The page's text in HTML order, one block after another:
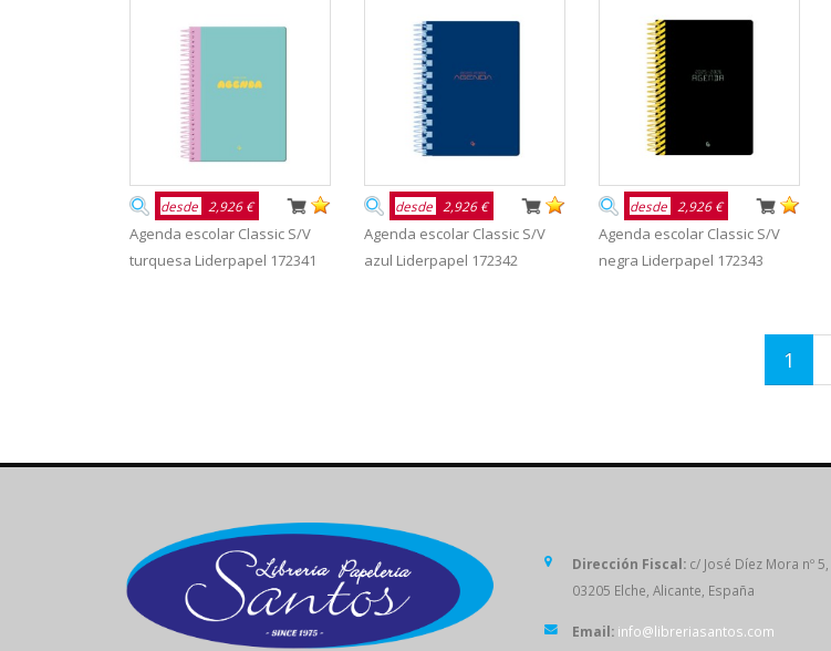
desde 2,926 €
Agenda escolar Classic S/V
turquesa Liderpapel 172341
desde 2,926 €
Agenda escolar Classic S/V
azul Liderpapel 172342
desde 2,926 €
Agenda escolar Classic S/V
negra Liderpapel 172343
1
Dirección Fiscal: c/ José Díez Mora nº 5,
03205 Elche, Alicante, España
Email: info@libreriasantos.com